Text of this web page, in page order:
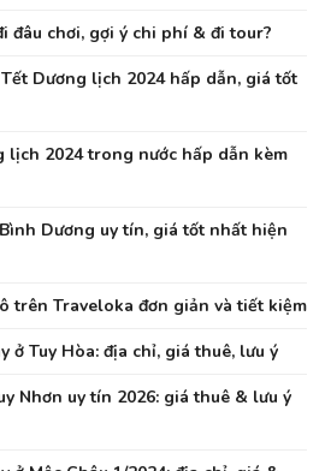
đâu chơi, gợi ý chi phí & đi tour?
Dương lịch 2024 hấp dẫn, giá tốt
lịch 2024 trong nước hấp dẫn kèm
Dương uy tín, giá tốt nhất hiện
trên Traveloka đơn giản và tiết kiệm
ở Tuy Hòa: địa chỉ, giá thuê, lưu ý
Nhơn uy tín 2026: giá thuê & lưu ý